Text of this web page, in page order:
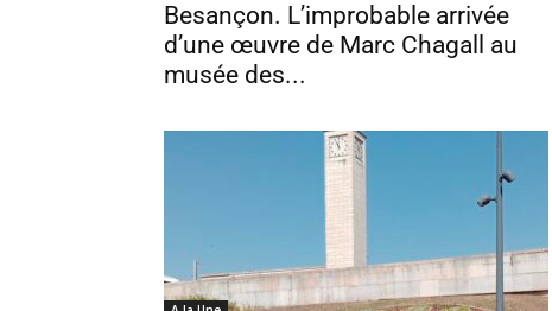
Besançon. L’improbable arrivée
d’une œuvre de Marc Chagall au
musée des...